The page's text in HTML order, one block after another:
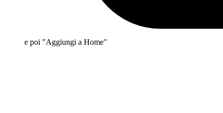
e poi "Aggiungi a Home"